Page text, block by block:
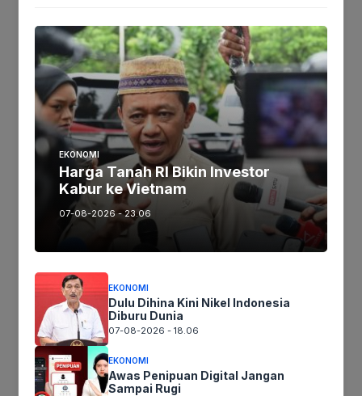
Nama*
Situs Web
EKONOMI
Harga Tanah RI Bikin Investor
Kabur ke Vietnam
07-08-2026 - 23.06
EKONOMI
Dulu Dihina Kini Nikel Indonesia
Diburu Dunia
07-08-2026 - 18.06
EKONOMI
Awas Penipuan Digital Jangan
Sampai Rugi